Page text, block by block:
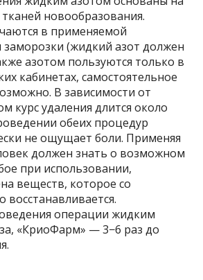
новообразования.
в применяемой
заморозки (жидкий азот должен
азотом пользуются только в
кабинетах, самостоятельное
В зависимости от
курс удаления длится около
обеих процедур
не ощущает боли. Применяя
должен знать о возможном
при использовании,
веществ, которое со
операции жидким
«КриоФарм» — 3−6 раз до